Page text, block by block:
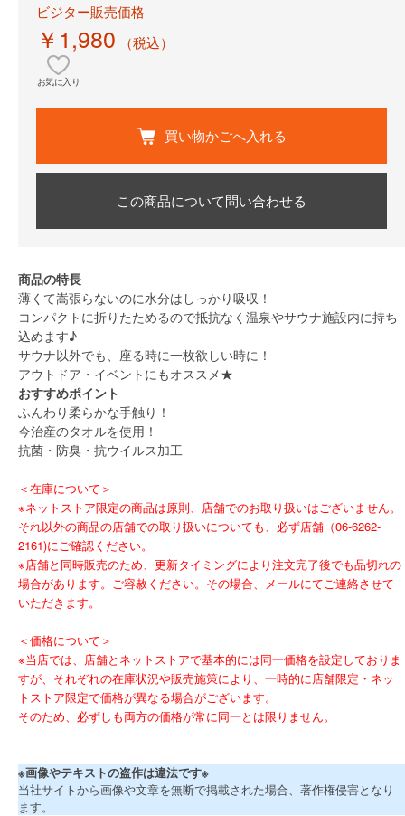
ビジター販売価格
￥1,980 （税込）
お気に入り
買い物かごへ入れる
この商品について問い合わせる
商品の特長
薄くて嵩張らないのに水分はしっかり吸収！
コンパクトに折りたためるので抵抗なく温泉やサウナ施設内に持ち
込めます♪
サウナ以外でも、座る時に一枚欲しい時に！
アウトドア・イベントにもオススメ★
おすすめポイント
ふんわり柔らかな手触り！
今治産のタオルを使用！
抗菌・防臭・抗ウイルス加工
＜在庫について＞
※ネットストア限定の商品は原則、店舗でのお取り扱いはございません。
それ以外の商品の店舗での取り扱いについても、必ず店舗（06-6262-
2161)にご確認ください。
※店舗と同時販売のため、更新タイミングにより注文完了後でも品切れの
場合があります。ご容赦ください。その場合、メールにてご連絡させて
いただきます。
＜価格について＞
※当店では、店舗とネットストアで基本的には同一価格を設定しておりま
すが、それぞれの在庫状況や販売施策により、一時的に店舗限定・ネッ
トストア限定で価格が異なる場合がございます。
そのため、必ずしも両方の価格が常に同一とは限りません。
※画像やテキストの盗作は違法です※
当社サイトから画像や文章を無断で掲載された場合、著作権侵害となり
ます。